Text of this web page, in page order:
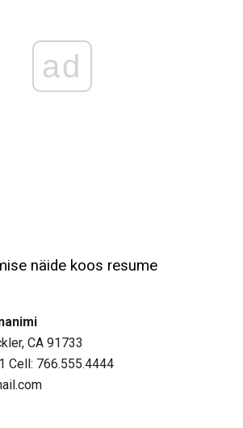
ad
näide koos resume
CA 91733
Cell: 766.555.4444